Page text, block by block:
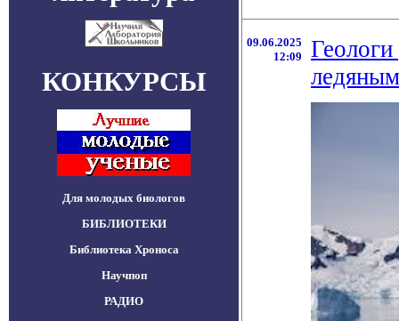
КОНКУРСЫ
Для молодых биологов
БИБЛИОТЕКИ
Библиотека Хроноса
Научпоп
РАДИО
09.06.2025
12:09